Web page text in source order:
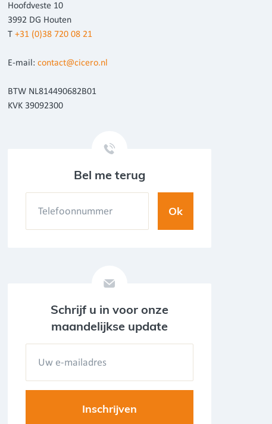
Hoofdveste 10
3992 DG Houten
T +31 (0)38 720 08 21
E-mail: contact@cicero.nl
BTW NL814490682B01
KVK 39092300
Bel me terug
Schrijf u in voor onze
maandelijkse update